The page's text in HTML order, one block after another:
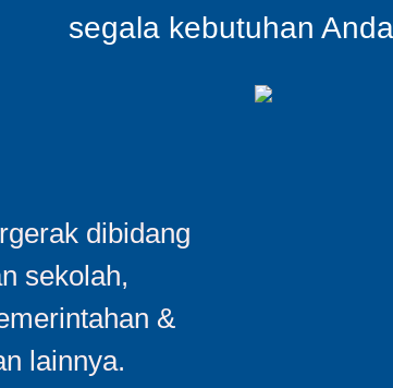
segala kebutuhan
dibidang
sekolah,
&
lainnya.